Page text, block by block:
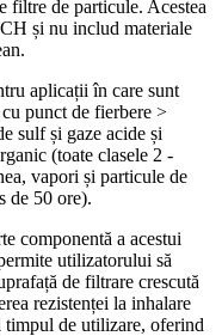
filtre de particule. Acestea
și nu includ materiale
aplicații în care sunt
punct de fierbere >
sulf și gaze acide și
(toate clasele 2 -
vapori și particule de
de 50 ore).
componentă a acestui
utilizatorului să
de filtrare crescută
rezistenței la inhalare
timpul de utilizare, oferind